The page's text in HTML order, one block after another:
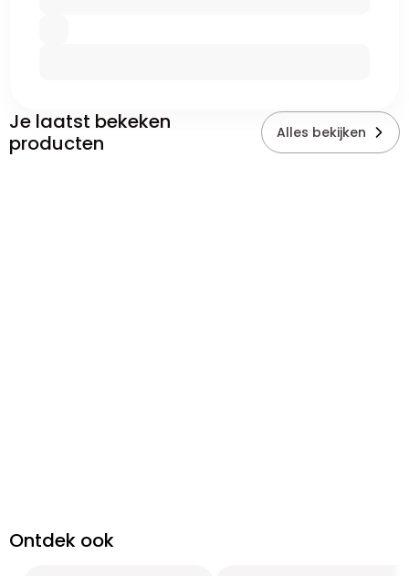
Je laatst bekeken
producten
Alles bekijken
Ontdek ook